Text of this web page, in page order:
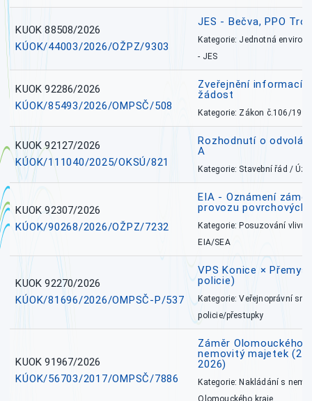
KUOK 88508/2026
KÚOK/44003/2026/OŽPZ/9303
JES - Bečva, PPO
Kategorie: Jednotná
- JES
KUOK 92286/2026
KÚOK/85493/2026/OMPSČ/508
Zveřejnění informací
žádost
Kategorie: Zákon č.106/1999
KUOK 92127/2026
KÚOK/111040/2025/OKSÚ/821
Rozhodnutí o
A
Kategorie: Stavební řád /
KUOK 92307/2026
KÚOK/90268/2026/OŽPZ/7232
EIA - Oznámení
provozu povrchových
Kategorie: Posuzování vlivů
EIA/SEA
KUOK 92270/2026
KÚOK/81696/2026/OMPSČ-P/537
VPS Konice ×
policie)
Kategorie: Veřejnoprávní
policie/přestupky
KUOK 91967/2026
KÚOK/56703/2017/OMPSČ/7886
Záměr Olomouckého
nemovitý majetek
2026)
Kategorie: Nakládání s